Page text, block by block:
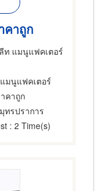
คาถูก
ท แมนูแฟคเตอร์
มนูแฟคเตอร์
คาถูก
ทรปราการ
: 2 Time(s)